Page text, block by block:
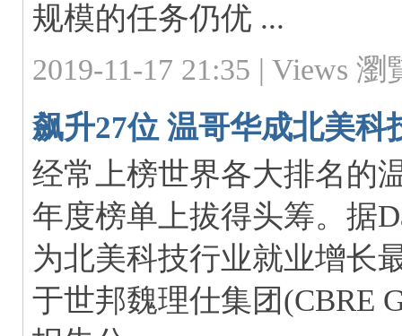
规模的任务仍优 ...
2019-11-17 21:35 | Views 瀏
飙升27位 温哥华成北美科
经常上榜世界各大排名的
年度榜单上拔得头筹。据
为北美科技行业就业增长
于世邦魏理仕集团(CBRE